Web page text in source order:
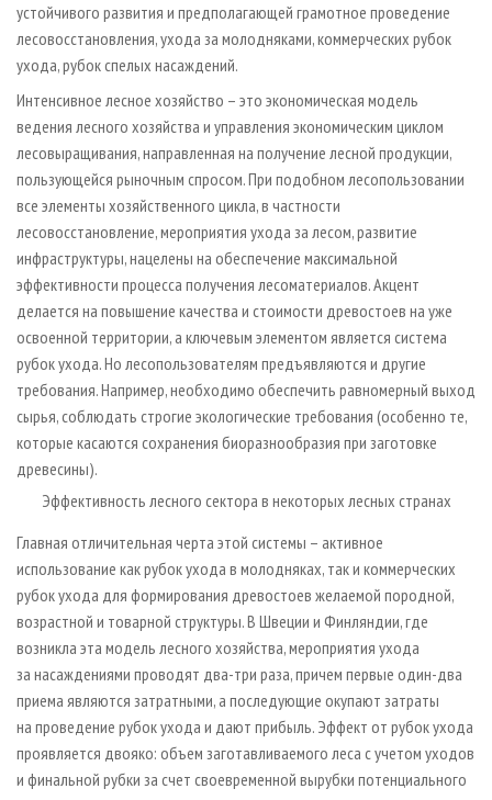
устойчивого развития и предполагающей грамотное проведение
лесовосстановления, ухода за молодняками, коммерческих рубок
ухода, рубок спелых насаждений.
Интенсивное лесное хозяйство – это экономическая модель
ведения лесного хозяйства и управления экономическим циклом
лесовыращивания, направленная на получение лесной продукции,
пользующейся рыночным спросом. При подобном лесопользовании
все элементы хозяйственного цикла, в частности
лесовосстановление, мероприятия ухода за лесом, развитие
инфраструктуры, нацелены на обеспечение максимальной
эффективности процесса получения лесоматериалов. Акцент
делается на повышение качества и стоимости древостоев на уже
освоенной территории, а ключевым элементом является система
рубок ухода. Но лесопользователям предъявляются и другие
требования. Например, необходимо обеспечить равномерный выход
сырья, соблюдать строгие экологические требования (особенно те,
которые касаются сохранения биоразнообразия при заготовке
древесины).
Эффективность лесного сектора в некоторых лесных странах
Главная отличительная черта этой системы – активное
использование как рубок ухода в молодняках, так и коммерческих
рубок ухода для формирования древостоев желаемой породной,
возрастной и товарной структуры. В Швеции и Финляндии, где
возникла эта модель лесного хозяйства, мероприятия ухода
за насаждениями проводят два-три раза, причем первые один-два
приема являются затратными, а последующие окупают затраты
на проведение рубок ухода и дают прибыль. Эффект от рубок ухода
проявляется двояко: объем заготавливаемого леса с учетом уходов
и финальной рубки за счет своевременной вырубки потенциального